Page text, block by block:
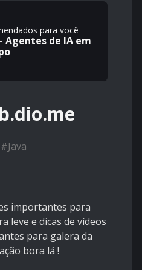
para você
Agentes de IA em
#Java
importantes para
leve e dicas de vídeos
para galera da
bora lá !